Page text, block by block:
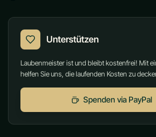
Unterstützen
Laubenmeister ist und bleibt kostenfrei! Mit
helfen Sie uns, die laufenden Kosten zu
Spenden via PayPal